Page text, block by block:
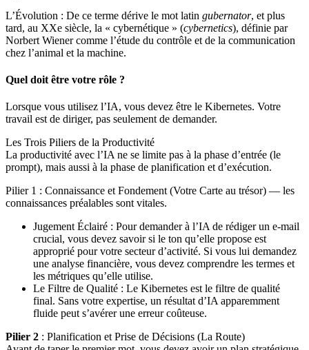
L’Évolution : De ce terme dérive le mot latin gubernator, et plus
tard, au XXe siècle, la « cybernétique » (cybernetics), définie par
Norbert Wiener comme l’étude du contrôle et de la communication
chez l’animal et la machine.
Quel doit être votre rôle ?
Lorsque vous utilisez l’IA, vous devez être le Kibernetes. Votre
travail est de diriger, pas seulement de demander.
Les Trois Piliers de la Productivité
La productivité avec l’IA ne se limite pas à la phase d’entrée (le
prompt), mais aussi à la phase de planification et d’exécution.
Pilier 1 : Connaissance et Fondement (Votre Carte au trésor) — les
connaissances préalables sont vitales.
Jugement Éclairé : Pour demander à l’IA de rédiger un e-mail
crucial, vous devez savoir si le ton qu’elle propose est
approprié pour votre secteur d’activité. Si vous lui demandez
une analyse financière, vous devez comprendre les termes et
les métriques qu’elle utilise.
Le Filtre de Qualité : Le Kibernetes est le filtre de qualité
final. Sans votre expertise, un résultat d’IA apparemment
fluide peut s’avérer une erreur coûteuse.
Pilier 2 : Planification et Prise de Décisions (La Route)